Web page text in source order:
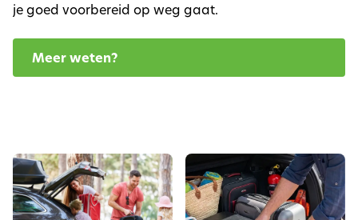
je goed voorbereid op weg gaat.
Meer weten?